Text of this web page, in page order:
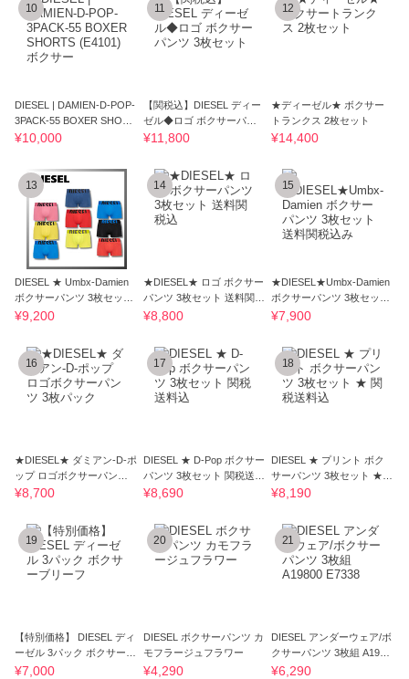
10
DIESEL | DAMIEN-D-POP-
3PACK-55 BOXER SHORT
S (E4101) ボクサー
¥10,000
11
【関税込】DIESEL ディー
ゼル◆ロゴ ボクサーパン
ツ 3枚セット
¥11,800
12
★ディーゼル★ ボクサー
トランクス 2枚セット
¥14,400
13
DIESEL ★ Umbx-Damien
ボクサーパンツ 3枚セット
★ 関税送料込
¥9,200
14
★DIESEL★ ロゴ ボクサー
パンツ 3枚セット 送料関税
込
¥8,800
15
★DIESEL★Umbx-Damien
ボクサーパンツ 3枚セット
送料関税込み
¥7,900
16
★DIESEL★ ダミアン-D-ポ
ップ ロゴボクサーパンツ 3
枚パック
¥8,700
17
DIESEL ★ D-Pop ボクサー
パンツ 3枚セット 関税送料
込
¥8,690
18
DIESEL ★ プリント ボク
サーパンツ 3枚セット ★
関税送料込
¥8,190
19
【特別価格】 DIESEL ディ
ーゼル 3パック ボクサーブ
リーフ
¥7,000
20
DIESEL ボクサーパンツ カ
モフラージュフラワー
¥4,290
21
DIESEL アンダーウェア/ボ
クサーパンツ 3枚組 A1980
0 E7338
¥6,290